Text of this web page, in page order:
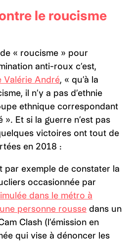
le roucisme
« roucisme » pour
anti-roux c’est,
Valérie André, « qu’à la
il n’y a pas d’ethnie
ethnique correspondant
». Et si la guerre n’est pas
victoires ont tout de
en 2018 :
par exemple de constater la
occasionnée par
dans le métro à
personne rousse dans un
Clash (l’émission en
qui vise à dénoncer les